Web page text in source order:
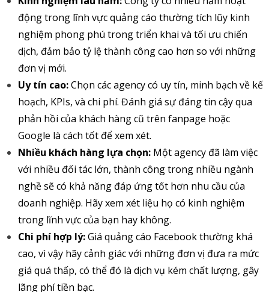
động trong lĩnh vực quảng cáo thường tích lũy kinh
nghiệm phong phú trong triển khai và tối ưu chiến
dịch, đảm bảo tỷ lệ thành công cao hơn so với những
đơn vị mới.
Uy tín cao:Chọn các agency có uy tín, minh bạch về kế
hoạch, KPIs, và chi phí. Đánh giá sự đáng tin cậy qua
phản hồi của khách hàng cũ trên fanpage hoặc
Google là cách tốt để xem xét.
Nhiều khách hàng lựa chọn: Một agency đã làm việc
với nhiều đối tác lớn, thành công trong nhiều ngành
nghề sẽ có khả năng đáp ứng tốt hơn nhu cầu của
doanh nghiệp. Hãy xem xét liệu họ có kinh nghiệm
trong lĩnh vực của bạn hay không.
Chi phí hợp lý:Giá quảng cáo Facebook thường khá
cao, vì vậy hãy cảnh giác với những đơn vị đưa ra mức
giá quá thấp, có thể đó là dịch vụ kém chất lượng, gây
lãng phí tiền bạc.